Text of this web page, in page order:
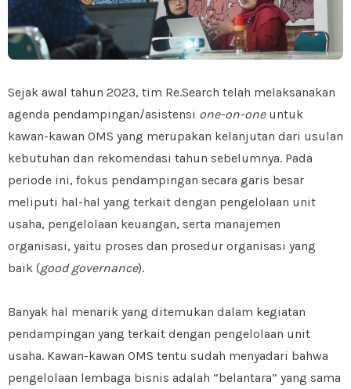
Sejak awal tahun 2023, tim Re.Search telah melaksanakan
agenda pendampingan/asistensi one-on-oneuntuk
kawan-kawan OMS yang merupakan kelanjutan dari usulan
kebutuhan dan rekomendasi tahun sebelumnya. Pada
periode ini, fokus pendampingan secara garis besar
meliputi hal-hal yang terkait dengan pengelolaan unit
usaha, pengelolaan keuangan, serta manajemen
organisasi, yaitu proses dan prosedur organisasi yang
baik (good governance).
Banyak hal menarik yang ditemukan dalam kegiatan
pendampingan yang terkait dengan pengelolaan unit
usaha. Kawan-kawan OMS tentu sudah menyadari bahwa
pengelolaan lembaga bisnis adalah “belantara” yang sama